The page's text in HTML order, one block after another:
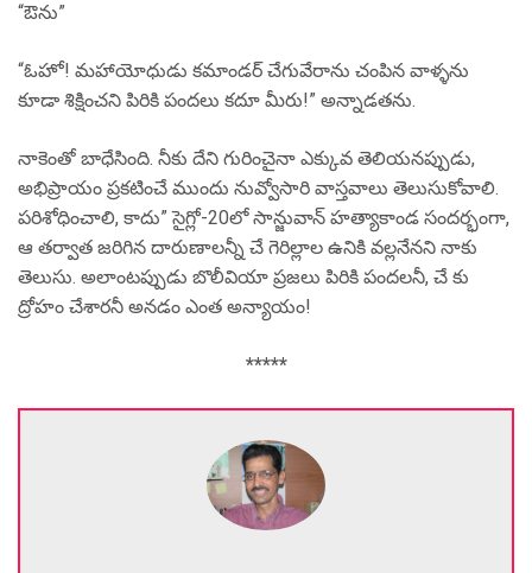
“ఔను”
“ఓహో! మహాయోధుడు కమాండర్ చేగువేరాను చంపిన వాళ్ళను
కూడా శిక్షించని పిరికి పందలు కదూ మీరు!” అన్నాడతను.
నాకెంతో బాధేసింది. నీకు దేని గురించైనా ఎక్కువ తెలియనప్పుడు,
అభిప్రాయం ప్రకటించే ముందు నువ్వోసారి వాస్తవాలు తెలుసుకోవాలి.
పరిశోధించాలి, కాదు” సైగ్లో-20లో సాన్జువాన్ హత్యాకాండ సందర్భంగా,
ఆ తర్వాత జరిగిన దారుణాలన్నీ చే గెరిల్లాల ఉనికి వల్లనేనని నాకు
తెలుసు. అలాంటప్పుడు బొలీవియా ప్రజలు పిరికి పందలనీ, చే కు
ద్రోహం చేశారనీ అనడం ఎంత అన్యాయం!
*****